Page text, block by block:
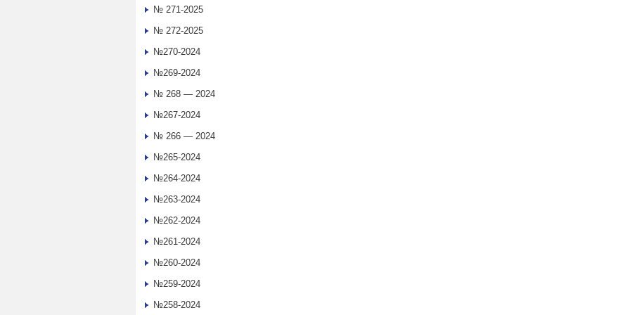
№ 271-2025
№ 272-2025
№270-2024
№269-2024
№ 268 — 2024
№267-2024
№ 266 — 2024
№265-2024
№264-2024
№263-2024
№262-2024
№261-2024
№260-2024
№259-2024
№258-2024